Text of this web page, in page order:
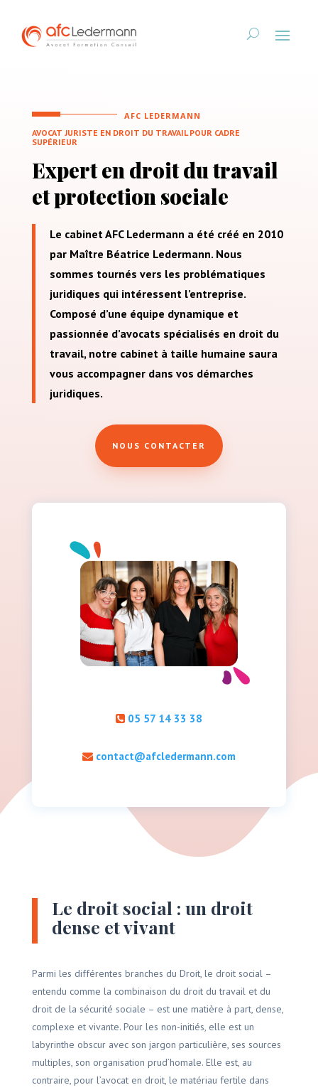
AFC LEDERMANN
AVOCAT JURISTE EN DROIT DU TRAVAIL POUR CADRE
SUPÉRIEUR
Expert en droit du travail
et protection sociale
Le cabinet AFC Ledermann a été créé en 2010
par Maître Béatrice Ledermann. Nous
sommes tournés vers les problématiques
juridiques qui intéressent l’entreprise.
Composé d’une équipe dynamique et
passionnée d’avocats spécialisés en droit du
travail, notre cabinet à taille humaine saura
vous accompagner dans vos démarches
juridiques.
NOUS CONTACTER
05 57 14 33 38
contact@afcledermann.com
Le droit social : un droit
dense et vivant
Parmi les différentes branches du Droit, le droit social –
entendu comme la combinaison du droit du travail et du
droit de la sécurité sociale – est une matière à part, dense,
complexe et vivante. Pour les non-initiés, elle est un
labyrinthe obscur avec son jargon particulière, ses sources
multiples, son organisation prud’homale. Elle est, au
contraire, pour l’avocat en droit, le matériau fertile dans